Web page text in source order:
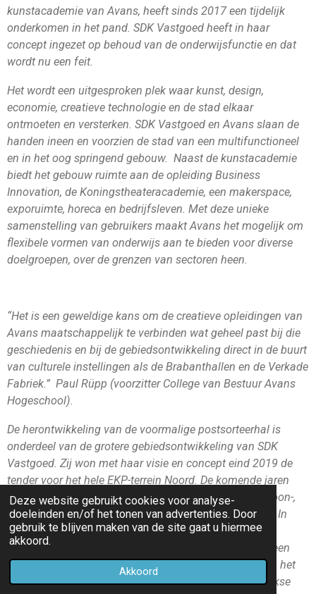
Deze website gebruikt cookies voor analyse-
doeleinden en/of het tonen van advertenties. Door
gebruik te blijven maken van de site gaat u hiermee
akkoord.
Akkoord
kunstacademie van Avans, heeft sinds 2017 een tijdelijk
onderkomen in het pand. SDK Vastgoed heeft in haar
concept ingezet op behoud van de onderwijsfunctie en dat
wordt nu een feit.
Het wordt een uitgesproken plek waar kunst, design,
economie, creatieve technologie en de stad elkaar
ontmoeten en versterken. SDK Vastgoed en Avans slaan de
handen ineen en voorzien de stad van een multifunctioneel
en in het oog springend gebouw. Naast de kunstacademie
biedt het gebouw ruimte aan de opleiding Business
Innovation, de Koningstheateracademie, een makerspace,
exporuimte, horeca en bedrijfsleven. Met deze unieke
samenstelling van gebruikers maakt Avans het mogelijk om
flexibele vormen van onderwijs aan te bieden voor diverse
doelgroepen, over de grenzen van sectoren heen.
“Het is een geweldige kans om de creatieve opleidingen van
Avans maatschappelijk te verbinden wat geheel past bij die
geschiedenis en bij de gebiedsontwikkeling direct in de buurt
van culturele instellingen als de Brabanthallen en de Verkade
Fabriek.” Paul Rüpp (voorzitter College van Bestuur Avans
Hogeschool).
De herontwikkeling van de voormalige postsorteerhal is
onderdeel van de grotere gebiedsontwikkeling van SDK
Vastgoed. Zij won met haar visie en concept eind 2019 de
tender voor het hele EKP-terrein Noord. De komende jaren
transformeert dit terrein tot een levendig en creatief woon-,
werk- en leergebied met een groen en autovrij karakter. In
totaal komen er rondom het EKP-pand meer dan 800
woningen voor één- en tweepersoonshuishoudens en een
actieve begane grond invulling voor overige functies in het
gebied zoals bedrijfsruimtes, horeca en andere dagelijkse